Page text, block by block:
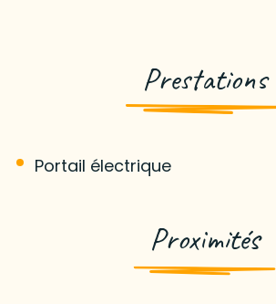
Prestations
Portail électrique
Proximités